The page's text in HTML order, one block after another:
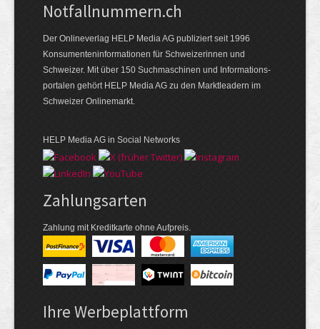
Notfallnummern.ch
Der Onlineverlag HELP Media AG publiziert seit 1996
Konsumenten­informationen für Schweizerinnen und
Schweizer. Mit über 150 Suchmaschinen und Informations­
portalen gehört HELP Media AG zu den Marktleadern im
Schweizer Onlinemarkt.
HELP Media AG in Social Networks
Zahlungsarten
Zahlung mit Kreditkarte ohne Aufpreis.
Ihre Werbeplattform